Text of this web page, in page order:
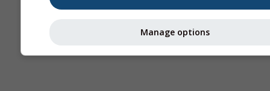
Manage options